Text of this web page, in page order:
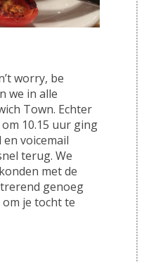
worry, be
we in alle
Town. Echter
10.15 uur ging
voicemail
terug. We
met de
genoeg
je tocht te